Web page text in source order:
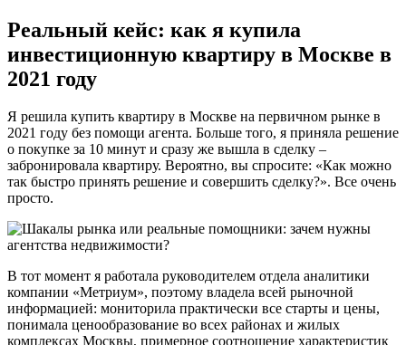
Реальный кейс: как я купила
инвестиционную квартиру в Москве в
2021 году
Я решила купить квартиру в Москве на первичном рынке в
2021 году без помощи агента. Больше того, я приняла решение
о покупке за 10 минут и сразу же вышла в сделку –
забронировала квартиру. Вероятно, вы спросите: «Как можно
так быстро принять решение и совершить сделку?». Все очень
просто.
В тот момент я работала руководителем отдела аналитики
компании «Метриум», поэтому владела всей рыночной
информацией: мониторила практически все старты и цены,
понимала ценообразование во всех районах и жилых
комплексах Москвы, примерное соотношение характеристик